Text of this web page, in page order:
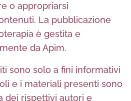
o appropriarsi
La pubblicazione
è gestita e
da Apim.
sono solo a fini informativi
e i materiali presenti sono
dei rispettivi autori e